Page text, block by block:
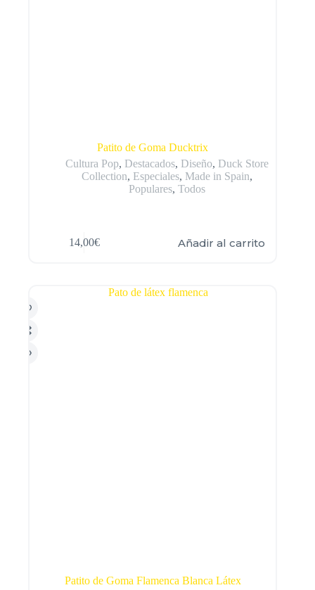
Patito de Goma Ducktrix
Cultura Pop, Destacados, Diseño, Duck Store
Collection, Especiales, Made in Spain,
Populares, Todos
14,00€ Añadir al carrito
Patito de Goma Flamenca Blanca Látex